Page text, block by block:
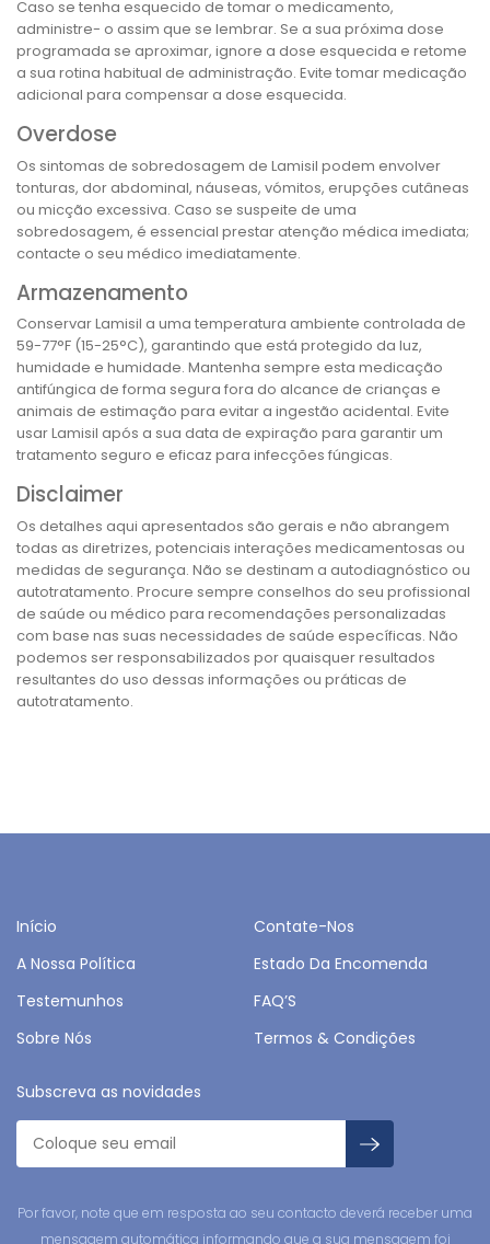
Caso se tenha esquecido de tomar o medicamento,
administre- o assim que se lembrar. Se a sua próxima dose
programada se aproximar, ignore a dose esquecida e retome
a sua rotina habitual de administração. Evite tomar medicação
adicional para compensar a dose esquecida.
Overdose
Os sintomas de sobredosagem de Lamisil podem envolver
tonturas, dor abdominal, náuseas, vómitos, erupções cutâneas
ou micção excessiva. Caso se suspeite de uma
sobredosagem, é essencial prestar atenção médica imediata;
contacte o seu médico imediatamente.
Armazenamento
Conservar Lamisil a uma temperatura ambiente controlada de
59-77°F (15-25°C), garantindo que está protegido da luz,
humidade e humidade. Mantenha sempre esta medicação
antifúngica de forma segura fora do alcance de crianças e
animais de estimação para evitar a ingestão acidental. Evite
usar Lamisil após a sua data de expiração para garantir um
tratamento seguro e eficaz para infecções fúngicas.
Disclaimer
Os detalhes aqui apresentados são gerais e não abrangem
todas as diretrizes, potenciais interações medicamentosas ou
medidas de segurança. Não se destinam a autodiagnóstico ou
autotratamento. Procure sempre conselhos do seu profissional
de saúde ou médico para recomendações personalizadas
com base nas suas necessidades de saúde específicas. Não
podemos ser responsabilizados por quaisquer resultados
resultantes do uso dessas informações ou práticas de
autotratamento.
Início
Contate-Nos
A Nossa Política
Estado Da Encomenda
Testemunhos
FAQ’S
Sobre Nós
Termos & Condições
Subscreva as novidades
Por favor, note que em resposta ao seu contacto deverá receber uma
mensagem automática informando que a sua mensagem foi